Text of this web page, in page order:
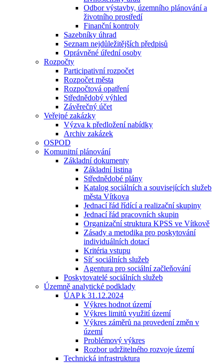
Odbor výstavby, územního plánování a
životního prostředí
Finanční kontroly
Sazebníky úhrad
Seznam nejdůležitějších předpisů
Oprávněné úřední osoby
Rozpočty
Participativní rozpočet
Rozpočet města
Rozpočtová opatření
Střednědobý výhled
Závěrečný účet
Veřejné zakázky
Výzva k předložení nabídky
Archiv zakázek
OSPOD
Komunitní plánování
Základní dokumenty
Základní listina
Střednědobé plány
Katalog sociálních a souvisejících služeb
města Vítkova
Jednací řád řídící a realizační skupiny
Jednací řád pracovních skupin
Organizační struktura KPSS ve Vítkově
Zásady a metodika pro poskytování
individuálních dotací
Kritéria vstupu
Síť sociálních služeb
Agentura pro sociální začleňování
Poskytovatelé sociálních služeb
Územně analytické podklady
ÚAP k 31.12.2024
Výkres hodnot území
Výkres limitů využití území
Výkres záměrů na provedení změn v
území
Problémový výkres
Rozbor udržitelného rozvoje území
Technická infrastruktura